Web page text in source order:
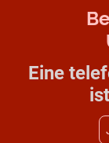
Eine